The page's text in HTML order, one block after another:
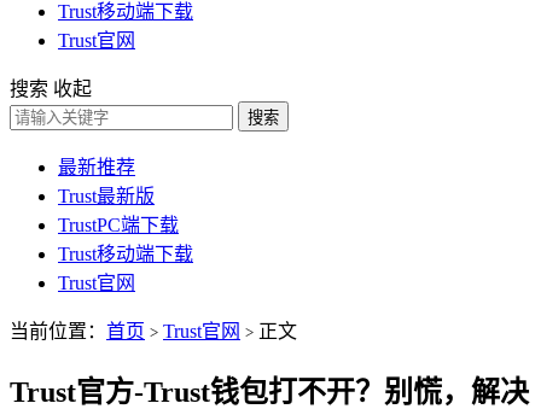
Trust移动端下载
Trust官网
搜索 收起
搜索
最新推荐
Trust最新版
TrustPC端下载
Trust移动端下载
Trust官网
当前位置： 首页 > Trust官网 > 正文
Trust官方-Trust钱包打不开？别慌，解决